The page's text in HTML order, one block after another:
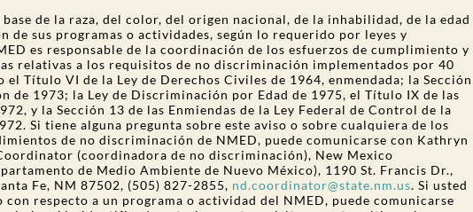
de la raza, del color, del origen nacional, de la inhabilidad, de la edad
de sus programas o actividades, según lo requerido por leyes y
es responsable de la coordinación de los esfuerzos de cumplimiento y
relativas a los requisitos de no discriminación implementados por 40
el Título VI de la Ley de Derechos Civiles de 1964, enmendada; la Sección
de 1973; la Ley de Discriminación por Edad de 1975, el Título IX de las
y la Sección 13 de las Enmiendas de la Ley Federal de Control de la
Si tiene alguna pregunta sobre este aviso o sobre cualquiera de los
de no discriminación de NMED, puede comunicarse con Kathryn
(coordinadora de no discriminación), New Mexico
de Medio Ambiente de Nuevo México), 1190 St. Francis Dr.,
Fe, NM 87502, (505) 827-2855, nd.coordinator@state.nm.us. Si usted
respecto a un programa o actividad del NMED, puede comunicarse